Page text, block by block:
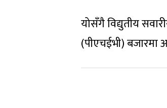
योसँगै विद्युतीय
(पीएचईभी) बजारमा